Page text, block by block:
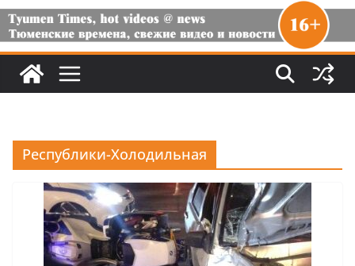
Республики-Холодильная